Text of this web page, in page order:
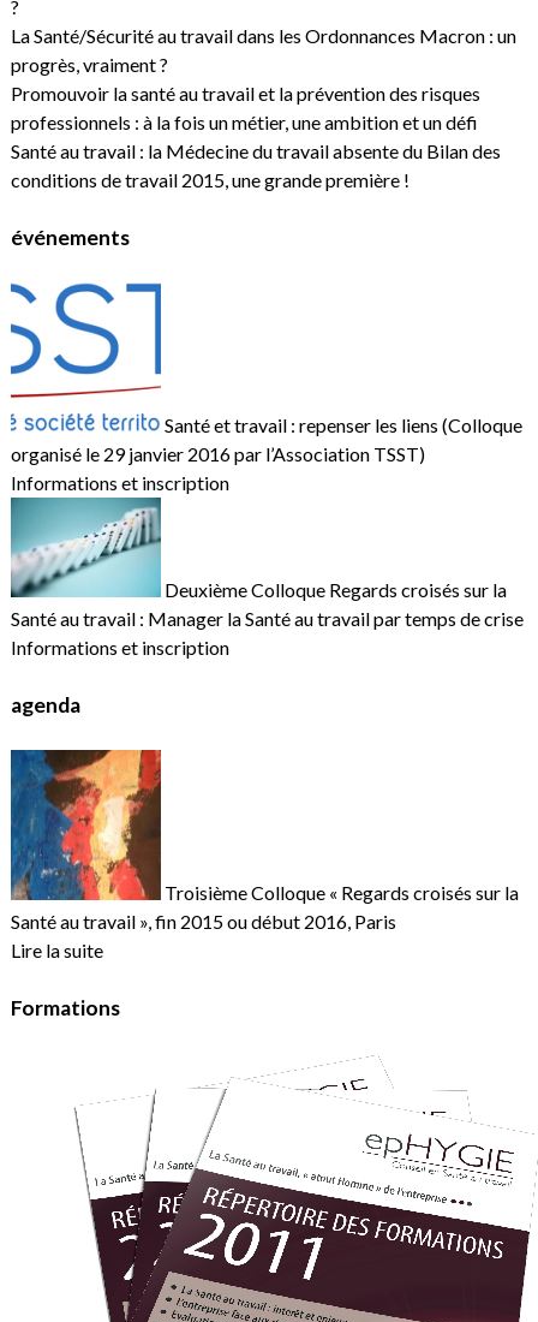
?
La Santé/Sécurité au travail dans les Ordonnances Macron : un
progrès, vraiment ?
Promouvoir la santé au travail et la prévention des risques
professionnels : à la fois un métier, une ambition et un défi
Santé au travail : la Médecine du travail absente du Bilan des
conditions de travail 2015, une grande première !
événements
Santé et travail : repenser les liens (Colloque
organisé le 29 janvier 2016 par l’Association TSST)
Informations et inscription
Deuxième Colloque Regards croisés sur la
Santé au travail : Manager la Santé au travail par temps de crise
Informations et inscription
agenda
Troisième Colloque « Regards croisés sur la
Santé au travail », fin 2015 ou début 2016, Paris
Lire la suite
Formations